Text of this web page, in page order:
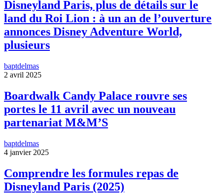
Disneyland Paris, plus de détails sur le
land du Roi Lion : à un an de l’ouverture
annonces Disney Adventure World,
plusieurs
baptdelmas
2 avril 2025
Boardwalk Candy Palace rouvre ses
portes le 11 avril avec un nouveau
partenariat M&M’S
baptdelmas
4 janvier 2025
Comprendre les formules repas de
Disneyland Paris (2025)